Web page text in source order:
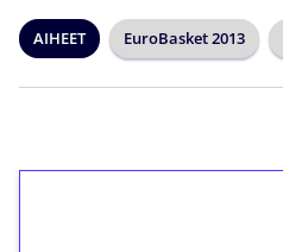
AIHEET EuroBasket 2013